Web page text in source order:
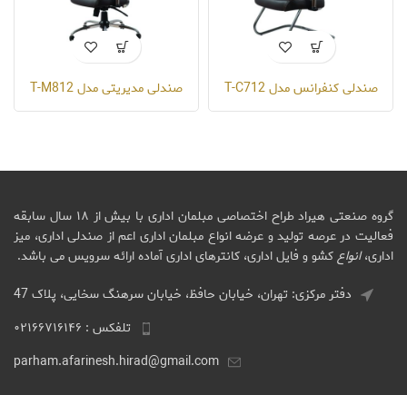
صندلی کنفرانس مدل T-C712 صندلی مدیریتی مدل T-M812
گروه صنعتی هیراد طراح اختصاصی مبلمان اداری با بیش از ۱۸ سال سابقه
فعالیت در عرصه تولید و عرضه انواع مبلمان اداری اعم از صندلی اداری، میز
اداری،انواعکشو و فایل اداری، کانترهای اداری آماده ارائه سرویس می باشد.
دفتر مرکزی: تهران، خیابان حافظ، خیابان سرهنگ سخایی، پلاک 47
تلفکس : ۰۲۱۶۶۷۱۶۱۴۶
parham.afarinesh.hirad@gmail.com